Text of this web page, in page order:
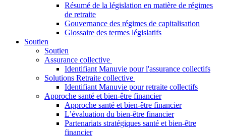
Résumé de la législation en matière de régimes
de retraite
Gouvernance des régimes de capitalisation
Glossaire des termes législatifs
Soutien
Soutien
Assurance collective
Identifiant Manuvie pour l'assurance collectifs
Solutions Retraite collective
Identifiant Manuvie pour retraite collectifs
Approche santé et bien-être financier
Approche santé et bien-être financier
L’évaluation du bien-être financier
Partenariats stratégiques santé et bien-être
financier